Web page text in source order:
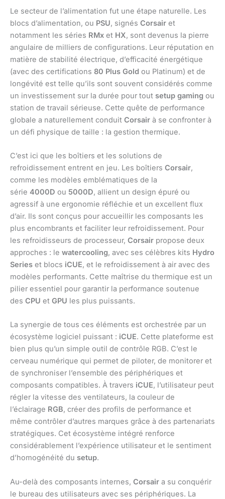
Le secteur de l’alimentation fut une étape naturelle. Les
blocs d’alimentation, ou PSU, signés Corsair et
notamment les séries RMx et HX, sont devenus la pierre
angulaire de milliers de configurations. Leur réputation en
matière de stabilité électrique, d’efficacité énergétique
(avec des certifications 80 Plus Gold ou Platinum) et de
longévité est telle qu’ils sont souvent considérés comme
un investissement sur la durée pour tout setup gaming ou
station de travail sérieuse. Cette quête de performance
globale a naturellement conduit Corsair à se confronter à
un défi physique de taille : la gestion thermique.
C’est ici que les boîtiers et les solutions de
refroidissement entrent en jeu. Les boîtiers Corsair,
comme les modèles emblématiques de la
série 4000D ou 5000D, allient un design épuré ou
agressif à une ergonomie réfléchie et un excellent flux
d’air. Ils sont conçus pour accueillir les composants les
plus encombrants et faciliter leur refroidissement. Pour
les refroidisseurs de processeur, Corsair propose deux
approches : le watercooling, avec ses célèbres kits Hydro
Series et blocs iCUE, et le refroidissement à air avec des
modèles performants. Cette maîtrise du thermique est un
pilier essentiel pour garantir la performance soutenue
des CPU et GPU les plus puissants.
La synergie de tous ces éléments est orchestrée par un
écosystème logiciel puissant : iCUE. Cette plateforme est
bien plus qu’un simple outil de contrôle RGB. C’est le
cerveau numérique qui permet de piloter, de monitorer et
de synchroniser l’ensemble des périphériques et
composants compatibles. À travers iCUE, l’utilisateur peut
régler la vitesse des ventilateurs, la couleur de
l’éclairage RGB, créer des profils de performance et
même contrôler d’autres marques grâce à des partenariats
stratégiques. Cet écosystème intégré renforce
considérablement l’expérience utilisateur et le sentiment
d’homogénéité du setup.
Au-delà des composants internes, Corsair a su conquérir
le bureau des utilisateurs avec ses périphériques. La